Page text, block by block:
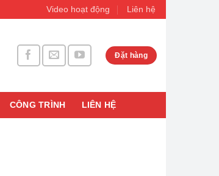
Video hoạt động Liên hệ
Đặt hàng
CÔNG TRÌNH LIÊN HỆ